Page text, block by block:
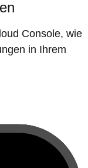
Console, wie
in Ihrem